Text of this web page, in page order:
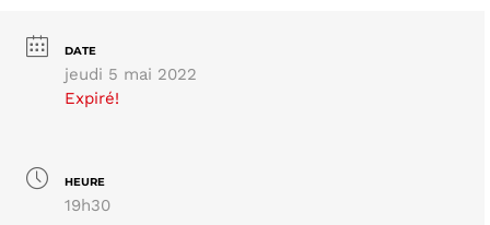
DATE
jeudi 5 mai 2022
Expiré!
HEURE
19h30